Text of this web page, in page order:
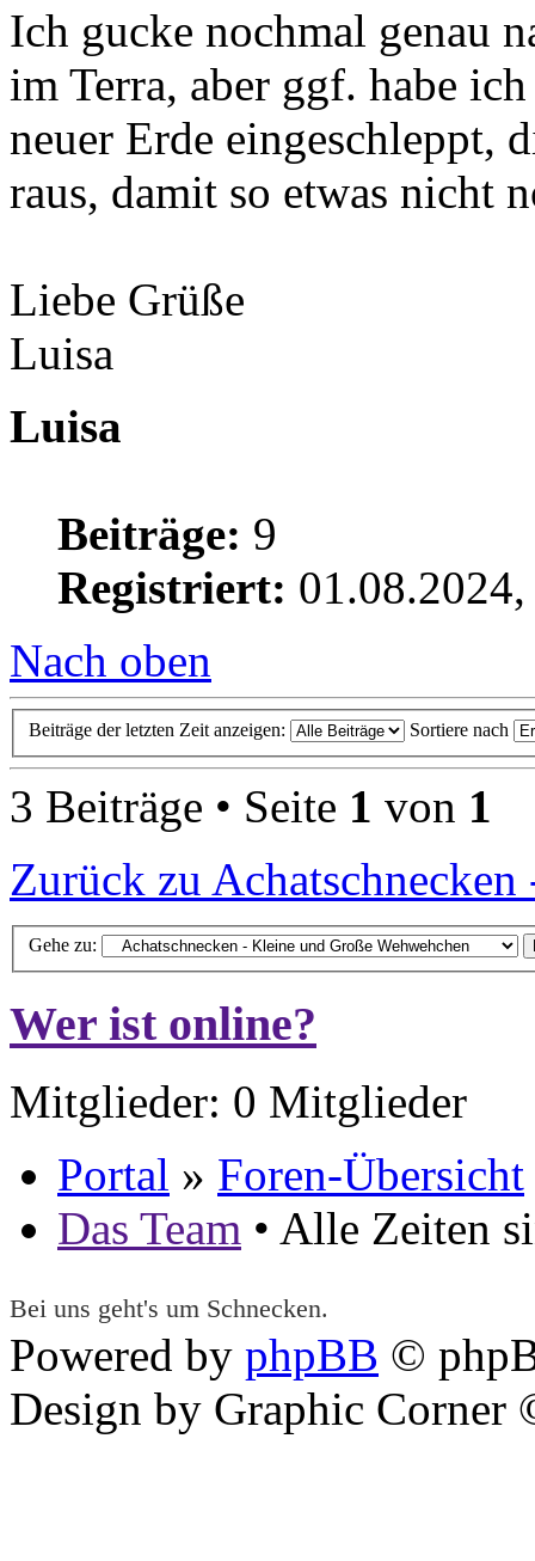
Ich gucke nochmal genau
im Terra, aber ggf. habe
neuer Erde eingeschleppt,
raus, damit so etwas nicht
Liebe Grüße
Luisa
Luisa
Beiträge: 9
Registriert:
Nach oben
Beiträge der letzten Zeit anzeigen: Sortiere nach
3 Beiträge • Seite 1 von 1
Zurück zu
Gehe zu:
Wer ist online?
Mitglieder: 0 Mitglieder
Portal » Foren-Übersicht
Das Team • Alle Zeiten
Bei uns geht's um Schnecken.
Powered by phpBB ©
Design by Graphic Corner